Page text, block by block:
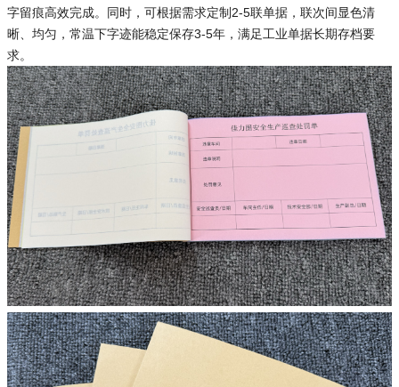
字留痕高效完成。同时，可根据需求定制2-5联单据，联次间显色清
晰、均匀，常温下字迹能稳定保存3-5年，满足工业单据长期存档要
求。